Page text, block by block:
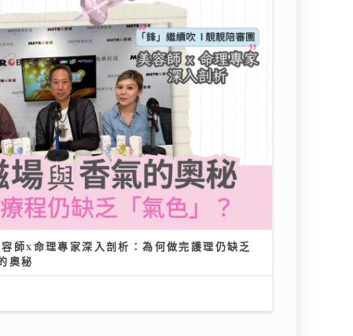
師x命理專家深入剖析：為何做完護理仍缺乏
奧秘